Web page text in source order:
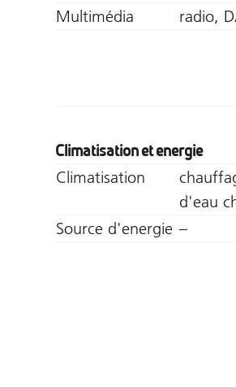
Multimédia
radio,
Climatisation et energie
Climatisation
d'eau
Source d'energie –